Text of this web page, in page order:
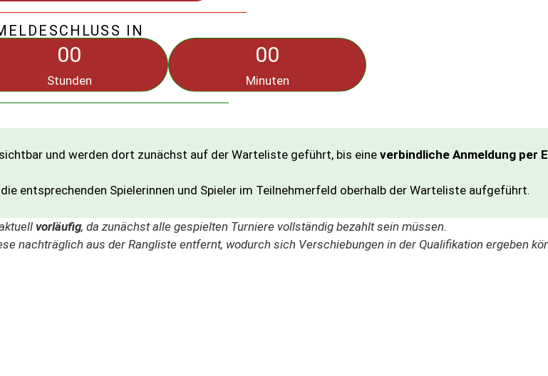
IN
00
Stunden
00
Minuten
und werden dort zunächst auf der Warteliste geführt, bis eine verbindliche Anmeldung per
entsprechenden Spielerinnen und Spieler im Teilnehmerfeld oberhalb der Warteliste aufgeführt.
vorläufig, da zunächstalle gespielten Turniere vollständig bezahltsein müssen.
nachträglich aus der Rangliste entfernt, wodurch sich Verschiebungen in der Qualifikation ergeben